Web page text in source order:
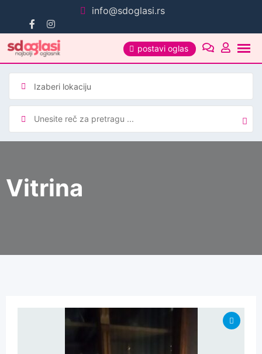
sadržaj
info@sdoglasi.rs
postavi oglas
Vitrina